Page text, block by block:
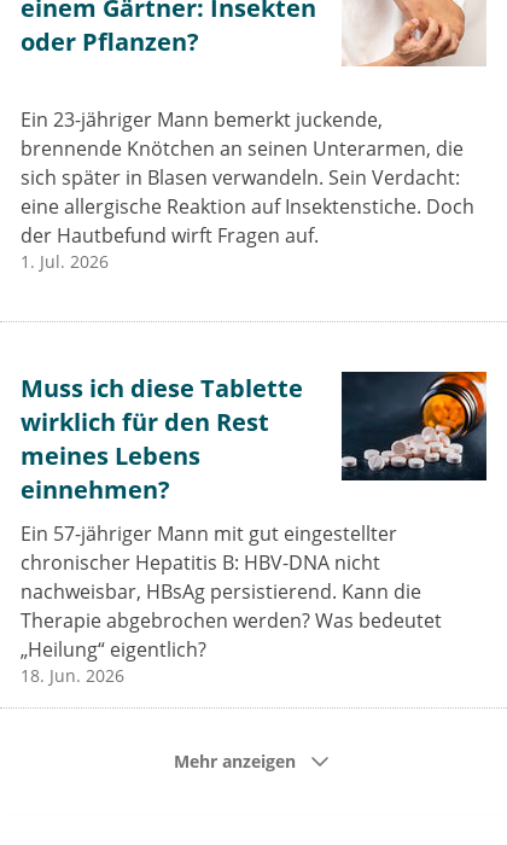
einem Gärtner: Insekten
oder Pflanzen?
Ein 23-jähriger Mann bemerkt juckende,
brennende Knötchen an seinen Unterarmen, die
sich später in Blasen verwandeln. Sein Verdacht:
eine allergische Reaktion auf Insektenstiche. Doch
der Hautbefund wirft Fragen auf.
1. Jul. 2026
Muss ich diese Tablette
wirklich für den Rest
meines Lebens
einnehmen?
Ein 57-jähriger Mann mit gut eingestellter
chronischer Hepatitis B: HBV-DNA nicht
nachweisbar, HBsAg persistierend. Kann die
Therapie abgebrochen werden? Was bedeutet
„Heilung“ eigentlich?
18. Jun. 2026
Mehr anzeigen